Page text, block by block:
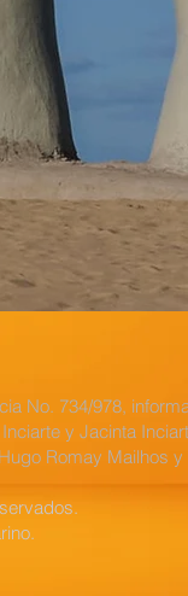
No. 734/978,
y Jacinta
Romay Mailhos